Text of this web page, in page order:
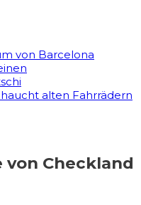
von Barcelona
alten Fahrrädern
von Checkland